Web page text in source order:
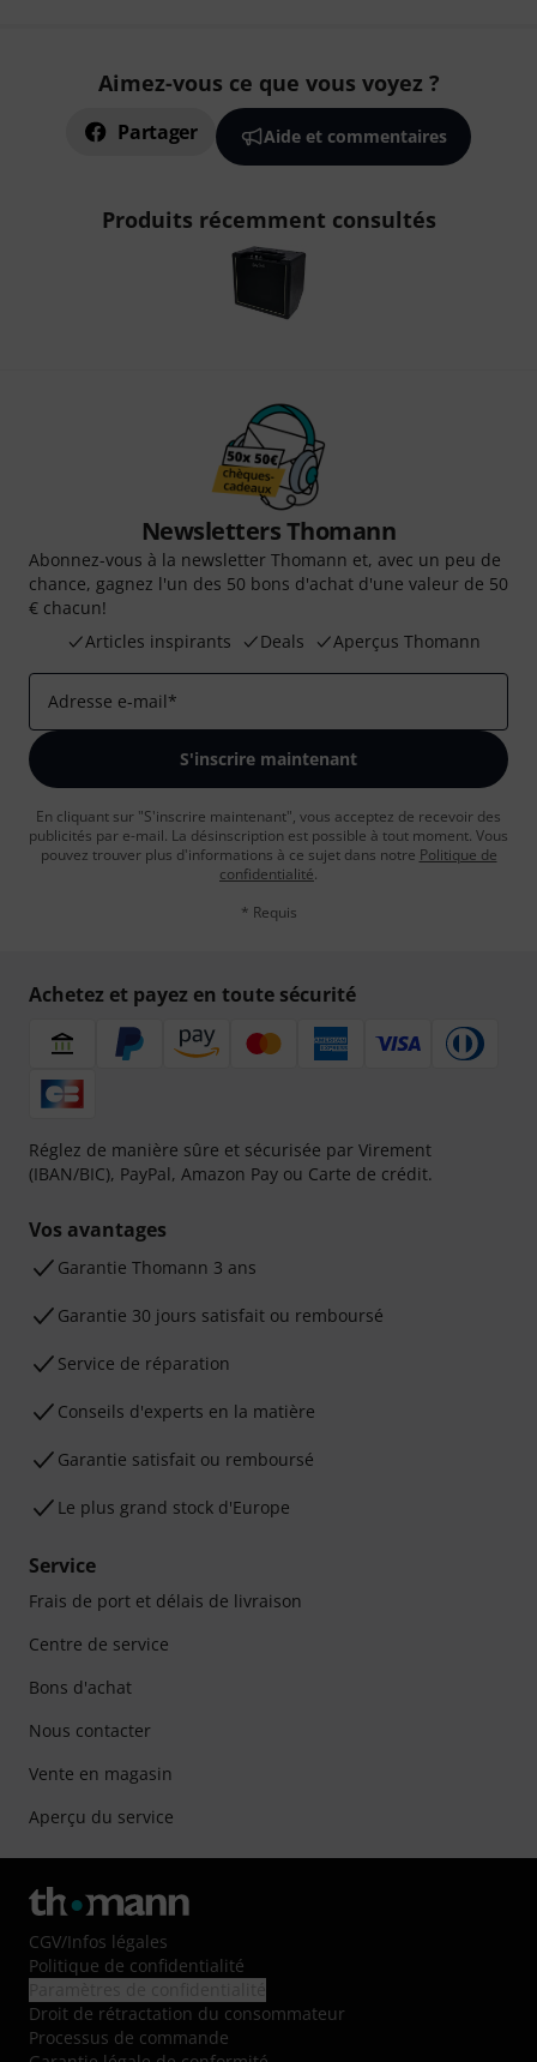
Aimez-vous ce que vous voyez ?
Partager Aide et commentaires
Produits récemment consultés
Newsletters Thomann
Abonnez-vous à la newsletter Thomann et, avec un peu de
chance, gagnez l'un des 50 bons d'achat d'une valeur de 50
€ chacun!
Articles inspirants
Deals Aperçus Thomann
Adresse e-mail*
S'inscrire maintenant
En cliquant sur "S'inscrire maintenant", vous acceptez de recevoir des
publicités par e-mail. La désinscription est possible à tout moment. Vous
pouvez trouver plus d'informations à ce sujet dans notre Politique de
confidentialité.
* Requis
Achetez et payez en toute sécurité
Réglez de manière sûre et sécurisée par Virement
(IBAN/BIC), PayPal, Amazon Pay ou Carte de crédit.
Vos avantages
Ga­ran­tie Thomann 3 ans
Garantie 30 jours satisfait ou remboursé
Service de réparation
Conseils d'experts en la matière
Garantie satisfait ou remboursé
Le plus grand stock d'Europe
Service
Frais de port et délais de livraison
Centre de service
Bons d'achat
Nous contacter
Vente en magasin
Aperçu du service
CGV/Infos légales
Politique de confidentialité
Droit de rétractation du consommateur
Processus de commande